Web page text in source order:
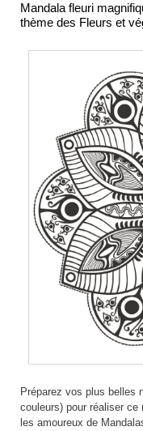
Mandala fleuri
thème des Fleurs et
Préparez vos plus belles
couleurs) pour réaliser
les amoureux de